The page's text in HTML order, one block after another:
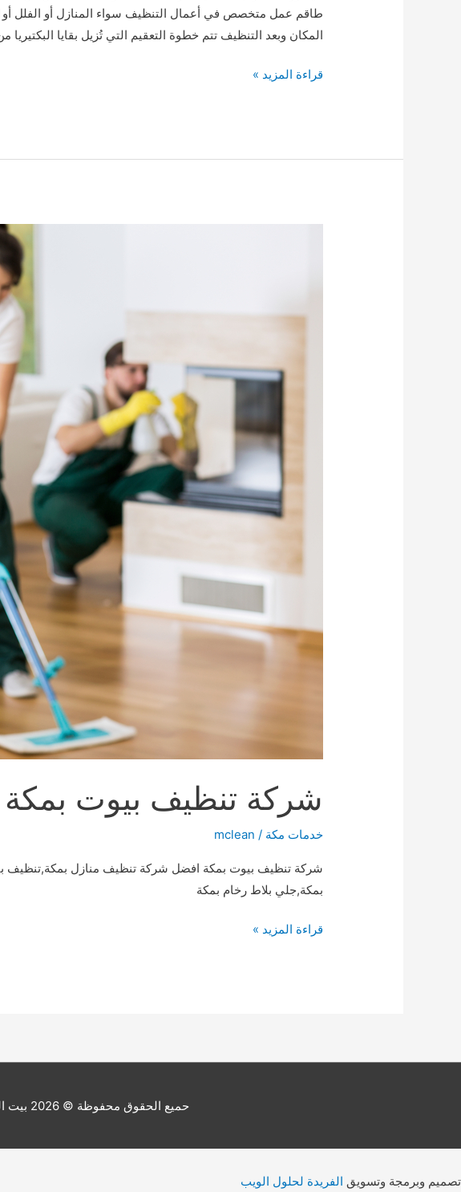
طاقم عمل متخصص في أعمال التنظيف سواء المنازل أو الفلل
المكان وبعد التنظيف تتم خطوة التعقيم التي تُزيل بقايا
شركة
0509744421
قراءة المزيد »
شركة تنظيف بيوت بمكة 0509744421
خدمات مكة /
mclean
شركة تنظيف بيوت بمكة افضل شركة تنظيف منازل بمكة,تنظيف
بمكة,جلي بلاط رخام بمكة
شركة
قراءة المزيد »
حميع الحقوق محفوظة © 2026 بيت
تصميم وبرمجة وتسويق الفريدة لحلول الويب